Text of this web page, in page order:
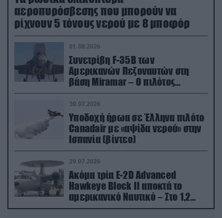
αεροπυρόσβεσης που μπορούν να
ρίχνουν 5 τόνους νερού με 8 μποφόρ
01.08.2026
Συνετρίβη F-35B των
Αμερικανών Πεζοναυτών στη
βάση Miramar – Ο πιλότος
εκτινάχθηκε εγκαίρως
30.07.2026
Υποδοχή ήρωα σε Έλληνα πιλότο
Canadair με «αψίδα νερού» στην
Ισπανία (βίντεο)
29.07.2026
Ακόμα τρία E-2D Advanced
Hawkeye Block II αποκτά το
αμερικανικό Ναυτικό – Στο 1,2
δισ.δολάρια το κόστος